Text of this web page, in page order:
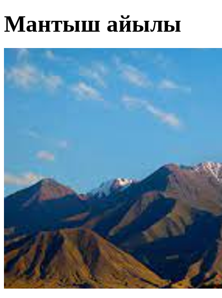
Мантыш айылы